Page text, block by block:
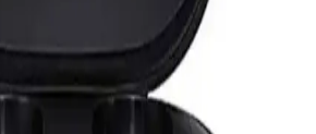
Aktarmanın Güncel
Uygulamalar
çeşitli güncel yöntemleri,
uygulamalar ve güvenlik ipuçlarıyla